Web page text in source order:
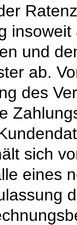
und
ab.
des
sich
eines